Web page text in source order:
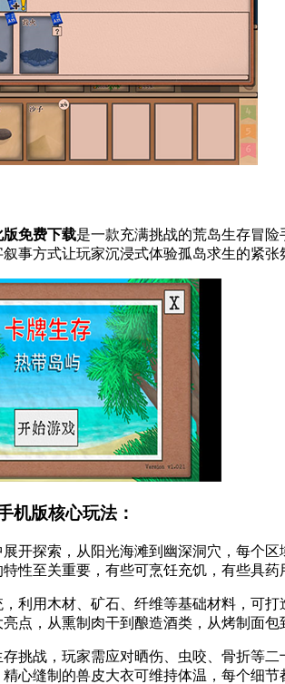
免费下载是一款充满挑战的荒岛生存冒
事方式让玩家沉浸式体验孤岛求生的紧张
机版核心玩法：
开探索，从阳光海滩到幽深洞穴，每个
性至关重要，有些可烹饪充饥，有些具
利用木材、矿石、纤维等基础材料，可
点，从熏制肉干到酿造酒类，从烤制面
挑战，玩家需应对晒伤、虫咬、骨折等
心缝制的兽皮大衣可维持体温，每个细节